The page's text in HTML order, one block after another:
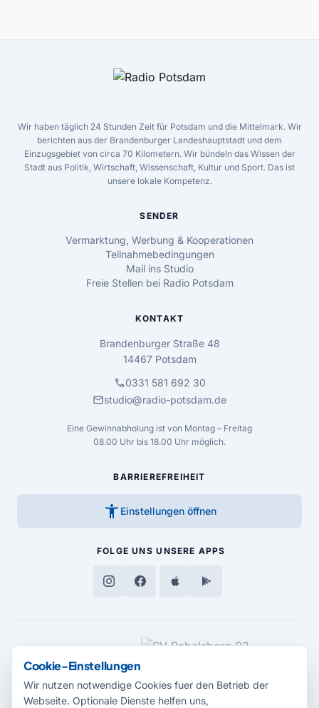
Wir haben täglich 24 Stunden Zeit für Potsdam und die Mittelmark. Wir
berichten aus der Brandenburger Landeshauptstadt und dem
Einzugsgebiet von circa 70 Kilometern. Wir bündeln das Wissen der
Stadt aus Politik, Wirtschaft, Wissenschaft, Kultur und Sport. Das ist
unsere lokale Kompetenz.
SENDER
Vermarktung, Werbung & Kooperationen
Teilnahmebedingungen
Mail ins Studio
Freie Stellen bei Radio Potsdam
KONTAKT
Brandenburger Straße 48
14467 Potsdam
call0331 581 692 30
mailstudio@radio-potsdam.de
Eine Gewinnabholung ist von Montag – Freitag
08.00 Uhr bis 18.00 Uhr möglich.
BARRIEREFREIHEIT
accessibility_new Einstellungen öffnen
FOLGE UNS UNSERE APPS
MEDIENPARTNER
Cookie-Einstellungen
Wir nutzen notwendige Cookies fuer den Betrieb der
Webseite. Optionale Dienste helfen uns,